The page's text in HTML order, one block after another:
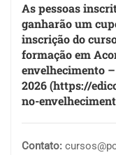
As pessoas
ganharão um
inscrição do
formação em
envelhecimento
2026(https://
no-
Contato: